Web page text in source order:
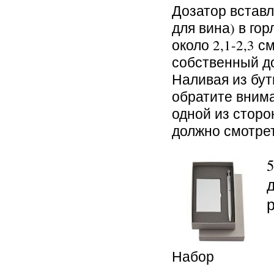
Дозатор
для вина) в
около 2,1-2,3
собственный
Наливая из
обратите
одной из
должно
Набор